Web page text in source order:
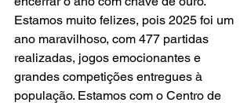
Estamos muito felizes, pois 2025 foi um
ano maravilhoso, com 477 partidas
realizadas, jogos emocionantes e
grandes competições entregues à
população. Estamos com o Centro de